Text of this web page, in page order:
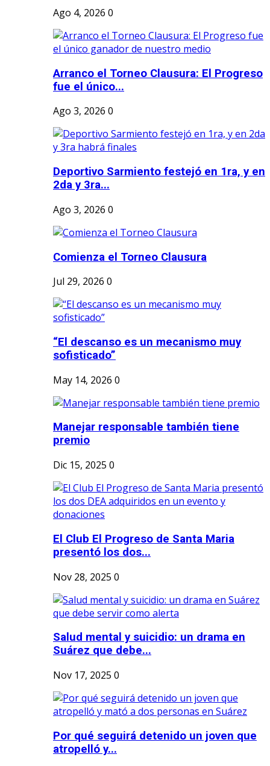
Ago 4, 2026 0
Arranco el Torneo Clausura: El Progreso
fue el único...
Ago 3, 2026 0
Deportivo Sarmiento festejó en 1ra, y en
2da y 3ra...
Ago 3, 2026 0
Comienza el Torneo Clausura
Jul 29, 2026 0
“El descanso es un mecanismo muy
sofisticado”
May 14, 2026 0
Manejar responsable también tiene
premio
Dic 15, 2025 0
El Club El Progreso de Santa Maria
presentó los dos...
Nov 28, 2025 0
Salud mental y suicidio: un drama en
Suárez que debe...
Nov 17, 2025 0
Por qué seguirá detenido un joven que
atropelló y...